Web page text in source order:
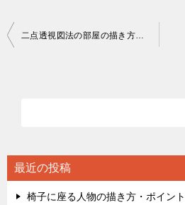
投
シ
ョ
二点透視図法の部屋の描き方！簡単に家具や窓を配置するには？
最近の投稿
椅子に座る人物の描き方・ポイン